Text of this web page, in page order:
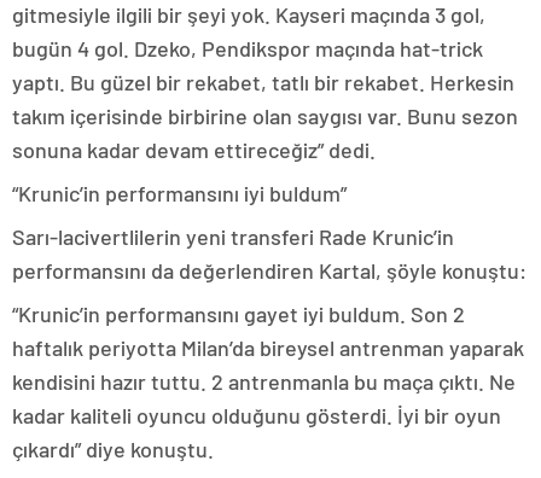
gitmesiyle ilgili bir şeyi yok. Kayseri maçında 3 gol,
bugün 4 gol. Dzeko, Pendikspor maçında hat-trick
yaptı. Bu güzel bir rekabet, tatlı bir rekabet. Herkesin
takım içerisinde birbirine olan saygısı var. Bunu sezon
sonuna kadar devam ettireceğiz” dedi.
“Krunic’in performansını iyi buldum”
Sarı-lacivertlilerin yeni transferi Rade Krunic’in
performansını da değerlendiren Kartal, şöyle konuştu:
“Krunic’in performansını gayet iyi buldum. Son 2
haftalık periyotta Milan’da bireysel antrenman yaparak
kendisini hazır tuttu. 2 antrenmanla bu maça çıktı. Ne
kadar kaliteli oyuncu olduğunu gösterdi. İyi bir oyun
çıkardı” diye konuştu.